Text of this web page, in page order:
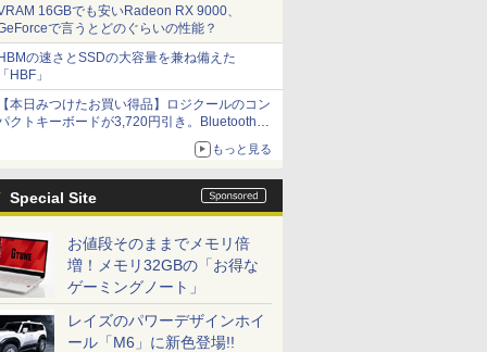
16GBでも安いRadeon RX 9000、
で言うとどのぐらいの性能？
の速さとSSDの大容量を兼ね備えた
HBF」
本日みつけたお買い得品】ロジクールのコン
クトキーボードが3,720円引き。Bluetoothで3
もっと見る
Special Site
お値段そのままでメモリ倍
増！メモリ32GBの「お得な
ゲーミングノート」
レイズのパワーデザインホイ
ール「M6」に新色登場!!